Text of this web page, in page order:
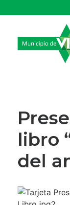
HCD
TRÁMITES Y
CIUDAD
libro
del